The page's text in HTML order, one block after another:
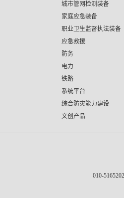
城市管网检测装备
家庭应急装备
职业卫生监督执法装备
应急救援
防务
电力
铁路
系统平台
综合防灾能力建设
文创产品
010-